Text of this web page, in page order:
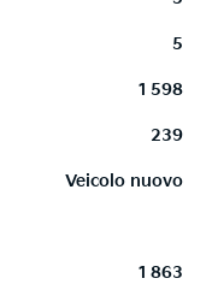
5
1 598
239
Veicolo nuovo
1 863